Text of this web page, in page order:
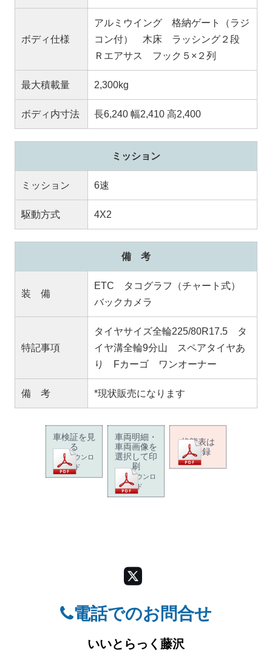
ボディ仕様
アルミウイング 格納ゲート（ラジ
コン付） 木床 ラッシング２段
Ｒエアサス フック５×２列
最大積載量 2,300kg
ボディ内寸法 長6,240 幅2,410 高2,400
ミッション
ミッション 6速
駆動方式 4X2
備 考
装 備
ETC タコグラフ（チャート式）
バックカメラ
特記事項
タイヤサイズ全輪225/80R17.5 タ
イヤ溝全輪9分山 スペアタイヤあ
り Fカーゴ ワンオーナー
備 考 *現状販売になります
車検証を見
る
PDFダウンロ
ード
車両明細・
車両画像を
選択して印
刷
PDFダウンロ
ード
状態表は
未登録
電話でのお問合せ
いいとらっく藤沢